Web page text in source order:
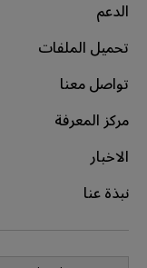
الدعم
تحميل الملفات
تواصل معنا
مركز المعرفة
الاخبار
نبذة عنا